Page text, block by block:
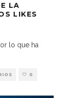
LA
LIKES
lo que ha
0